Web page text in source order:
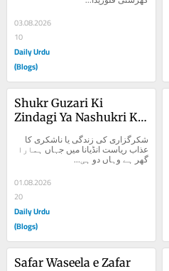
03.08.2026
10
Daily Urdu
(Blogs)
Shukr Guzari Ki
Zindagi Ya Nashukri Ka
گھر ہے وہاں دو ہی...
01.08.2026
20
Daily Urdu
(Blogs)
Safar Waseela e Zafar